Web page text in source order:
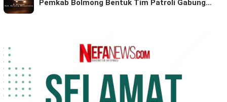
Pemkab Bolmong Bentuk Tim Patroli Gabung…